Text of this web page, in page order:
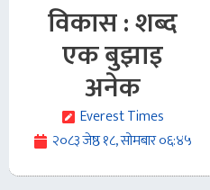
विकास : शब्द
एक बुझाइ
अनेक
Everest Times
२०८३ जेष्ठ १८, सोमबार ०६:४५